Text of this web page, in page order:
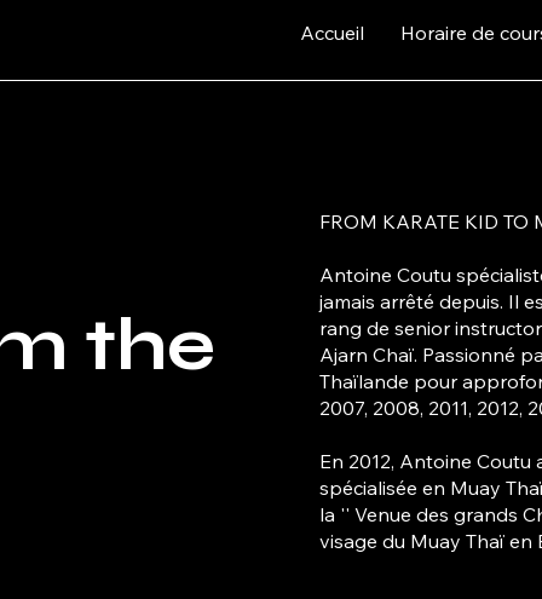
Accueil Horaire de
the
FROM KARATE KID TO
Antoine Coutu
jamais arrêté depuis. Il
rang de senior
Ajarn Chaï. Passionné
Thaïlande pour
2007, 2008, 2011, 2012,
En 2012, Antoine Coutu
spécialisée en Muay
la '' Venue des grands
visage du Muay Thaï en